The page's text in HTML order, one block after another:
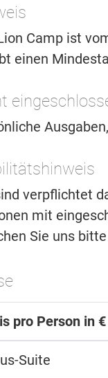
Camp ist
einen
verpflichtet
mit
Sie uns
pro Person in
Suite